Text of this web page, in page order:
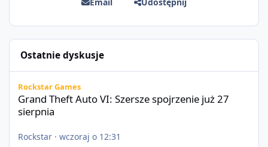
Ostatnie dyskusje
Rockstar Games
Grand Theft Auto VI: Szersze spojrzenie już 27
sierpnia
Rockstar · wczoraj o 12:31